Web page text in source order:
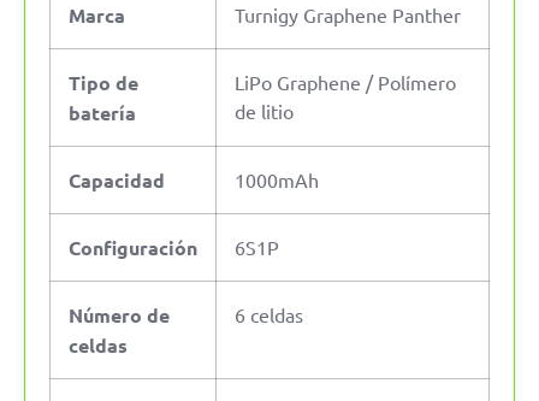
Marca Turnigy Graphene Panther
Tipo de
batería
LiPo Graphene / Polímero
de litio
Capacidad 1000mAh
Configuración 6S1P
Número de
celdas
6 celdas